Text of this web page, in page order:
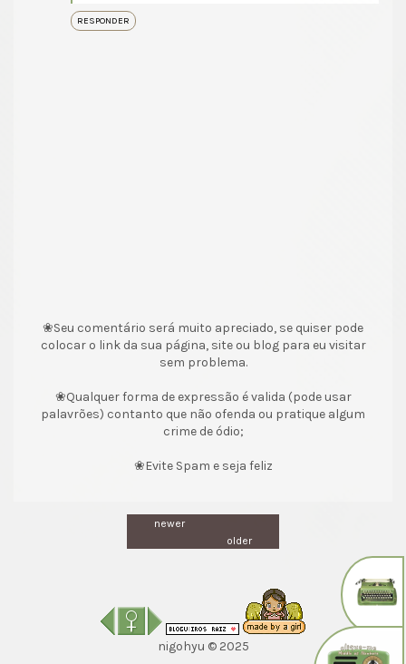
RESPONDER
❀Seu comentário será muito apreciado, se quiser pode
colocar o link da sua página, site ou blog para eu visitar
sem problema.
❀Qualquer forma de expressão é valida (pode usar
palavrões) contanto que não ofenda ou pratique algum
crime de ódio;
❀Evite Spam e seja feliz
newer
older
nigohyu © 2025